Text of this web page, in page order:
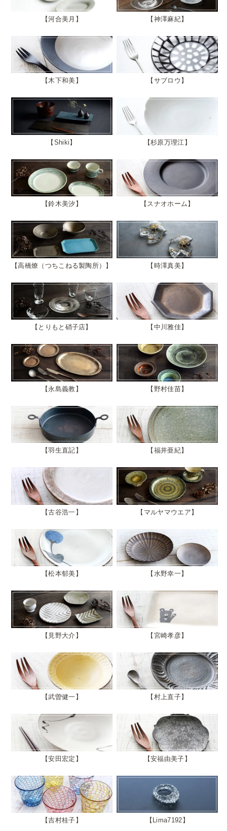
河合美月 神澤麻紀
木下和美 サブロウ
Shiki 杉原万理江
鈴木美汐 スナオホーム
高橋燎（つちこねる製陶所） 時澤真美
とりもと硝子店 中川雅佳
永島義教 野村佳苗
羽生直記 福井亜紀
古谷浩一 マルヤマウエア
松本郁美 水野幸一
見野大介 宮崎孝彦
武曽健一 村上直子
安田宏定 安福由美子
吉村桂子 Lima7192